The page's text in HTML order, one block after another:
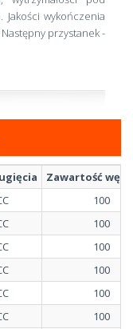
wykończenia
przystanek -
Zawartość
100
100
100
100
100
100